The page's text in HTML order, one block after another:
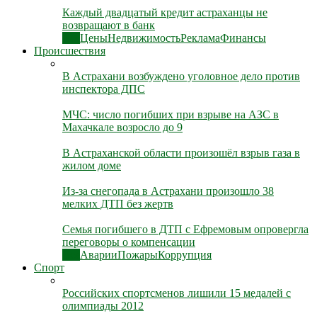
Каждый двадцатый кредит астраханцы не
возвращают в банк
ЦеныНедвижимостьРекламаФинансы
Происшествия
В Астрахани возбуждено уголовное дело против
инспектора ДПС
МЧС: число погибших при взрыве на АЗС в
Махачкале возросло до 9
В Астраханской области произошёл взрыв газа в
жилом доме
Из-за снегопада в Астрахани произошло 38
мелких ДТП без жертв
Семья погибшего в ДТП с Ефремовым опровергла
переговоры о компенсации
АварииПожарыКоррупция
Спорт
Российских спортсменов лишили 15 медалей с
олимпиады 2012